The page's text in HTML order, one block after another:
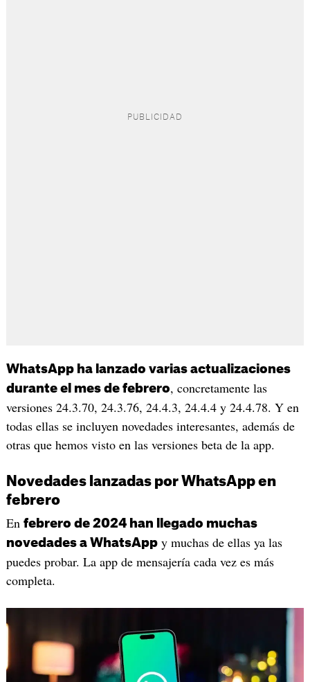
WhatsApp ha lanzado varias actualizaciones
durante el mes de febrero, concretamente las
versiones 24.3.70, 24.3.76, 24.4.3, 24.4.4 y 24.4.78. Y en
todas ellas se incluyen novedades interesantes, además de
otras que hemos visto en las versiones beta de la app.
Novedades lanzadas por WhatsApp en
febrero
En febrero de 2024 han llegado muchas
novedades a WhatsAppy muchas de ellas ya las
puedes probar. La app de mensajería cada vez es más
completa.